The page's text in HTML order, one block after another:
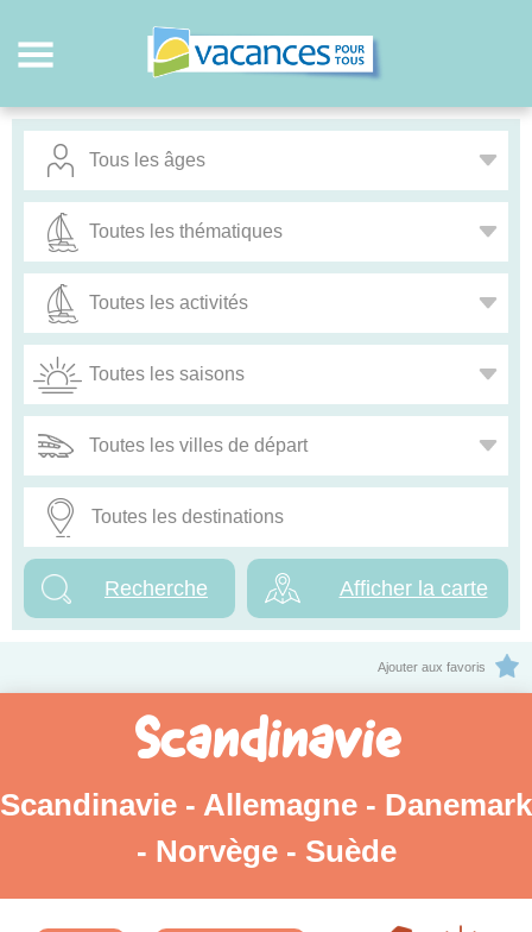
Afficher la carte
Ajouter aux favoris
Scandinavie
Scandinavie - Allemagne - Danemark
- Norvège - Suède